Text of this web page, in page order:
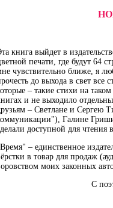
книга выйдет в
печати, где будут 64
чувствительно ближе, я
до выхода в свет все
– такие стихи на
и не выходило
– Светлане и Сергею
Галине
доступной для чтения
– единственное
в товар для продаж
моих законных
С